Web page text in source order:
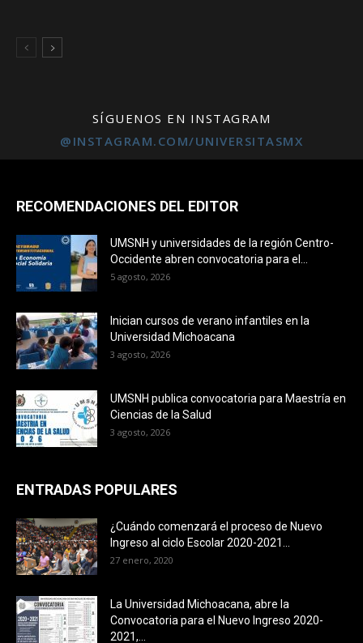
SÍGUENOS EN INSTAGRAM
@INSTAGRAM.COM/UNIVERSITASMX
RECOMENDACIONES DEL EDITOR
UMSNH y universidades de la región Centro-
Occidente abren convocatoria para el...
5 agosto, 2026
Inician cursos de verano infantiles en la
Universidad Michoacana
3 agosto, 2026
UMSNH publica convocatoria para Maestría en
Ciencias de la Salud
3 agosto, 2026
ENTRADAS POPULARES
¿Cuándo comenzará el proceso de Nuevo
Ingreso al ciclo Escolar 2020-2021...
27 enero, 2020
La Universidad Michoacana, abre la
Convocatoria para el Nuevo Ingreso 2020-
2021,...